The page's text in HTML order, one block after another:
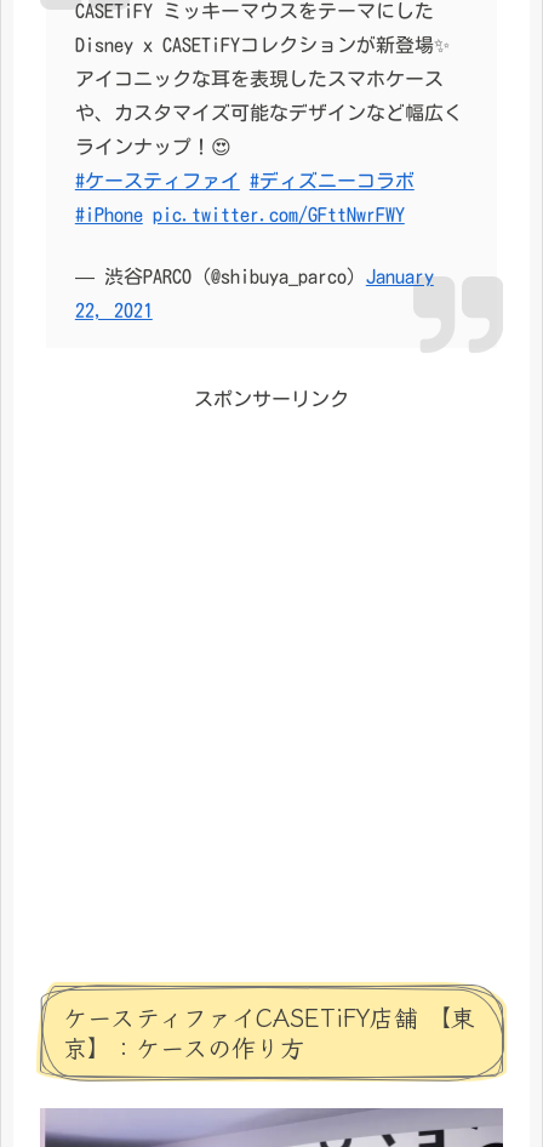
CASETiFY ミッキーマウスをテーマにした
Disney x CASETiFYコレクションが新登場✨
アイコニックな耳を表現したスマホケース
や、カスタマイズ可能なデザインなど幅広く
ラインナップ！😍
#ケースティファイ
#ディズニーコラボ
#iPhone pic.twitter.com/GFttNwrFWY
— 渋谷PARCO (@shibuya_parco) January
22, 2021
スポンサーリンク
ケースティファイCASETiFY店舗 【東
京】：ケースの作り方